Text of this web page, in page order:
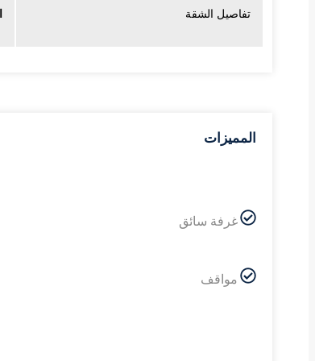
تفاصيل الشقة
المميزات
غرفة سائق
مواقف